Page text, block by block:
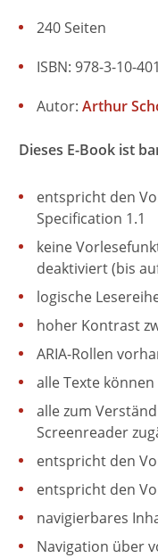
ISBN: 978-3-10-
240 Seiten
Autor: Arthur
Dieses E-Book ist
entspricht den
Specification 1.1
keine
deaktiviert (bis
logische
hoher Kontrast
ARIA-Rollen
alle Texte
alle zum
Screenreader
entspricht den
entspricht den
navigierbares
Navigation über